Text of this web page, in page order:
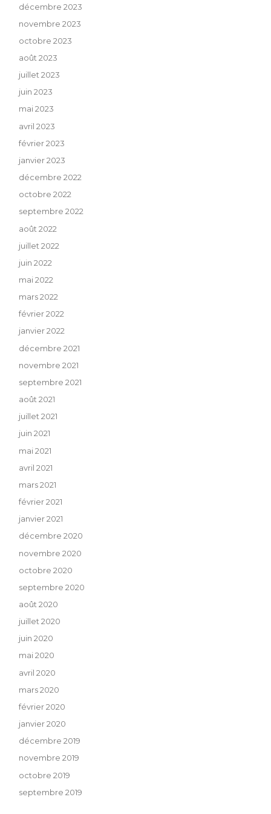
décembre 2023
novembre 2023
octobre 2023
août 2023
juillet 2023
juin 2023
mai 2023
avril 2023
février 2023
janvier 2023
décembre 2022
octobre 2022
septembre 2022
août 2022
juillet 2022
juin 2022
mai 2022
mars 2022
février 2022
janvier 2022
décembre 2021
novembre 2021
septembre 2021
août 2021
juillet 2021
juin 2021
mai 2021
avril 2021
mars 2021
février 2021
janvier 2021
décembre 2020
novembre 2020
octobre 2020
septembre 2020
août 2020
juillet 2020
juin 2020
mai 2020
avril 2020
mars 2020
février 2020
janvier 2020
décembre 2019
novembre 2019
octobre 2019
septembre 2019